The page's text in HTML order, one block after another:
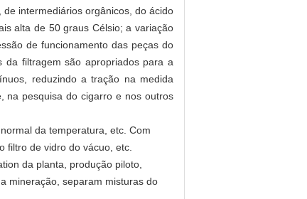
intermediários orgânicos, do ácido
alta de 50 graus Célsio; a variação
de funcionamento das peças do
filtragem são apropriados para a
reduzindo a tração na medida
na pesquisa do cigarro e nos outros
da temperatura, etc. Com
filtro de vidro do vácuo, etc.
da planta, produção piloto,
mineração, separam misturas do